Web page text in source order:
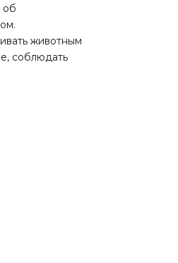
об
животным
соблюдать